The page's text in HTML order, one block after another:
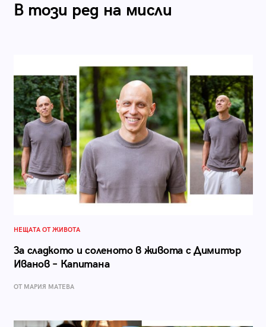
В този ред на мисли
НЕЩАТА ОТ ЖИВОТА
За сладкото и соленото в живота с Димитър
Иванов – Капитана
ОТ МАРИЯ МАТЕВА